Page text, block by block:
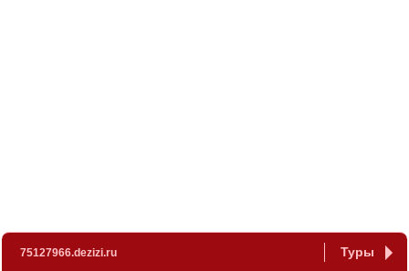
75127966.dezizi.ru Туры